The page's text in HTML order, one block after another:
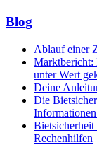
Blog
Ablauf einer
Marktbericht:
unter Wert
Deine
Die
Rechenhilfen